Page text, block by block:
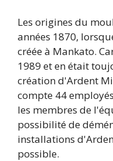
Les origines du
années 1870,
créée à Mankato.
1989 et en était
création d'Ardent
compte 44
les membres de
possibilité de
installations
possible.